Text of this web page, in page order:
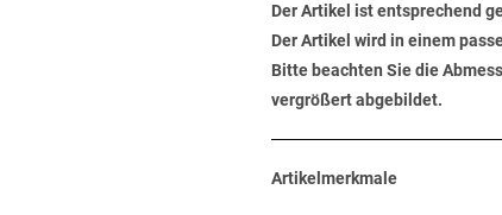
Der Artikel ist entsprechend
Der Artikel wird in einem
Bitte beachten Sie die
vergrößert abgebildet.
Artikelmerkmale